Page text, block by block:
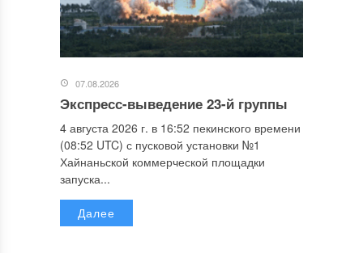
07.08.2026
Экспресс-выведение 23-й группы
4 августа 2026 г. в 16:52 пекинского времени
(08:52 UTC) с пусковой установки №1
Хайнаньской коммерческой площадки
запуска...
Далее